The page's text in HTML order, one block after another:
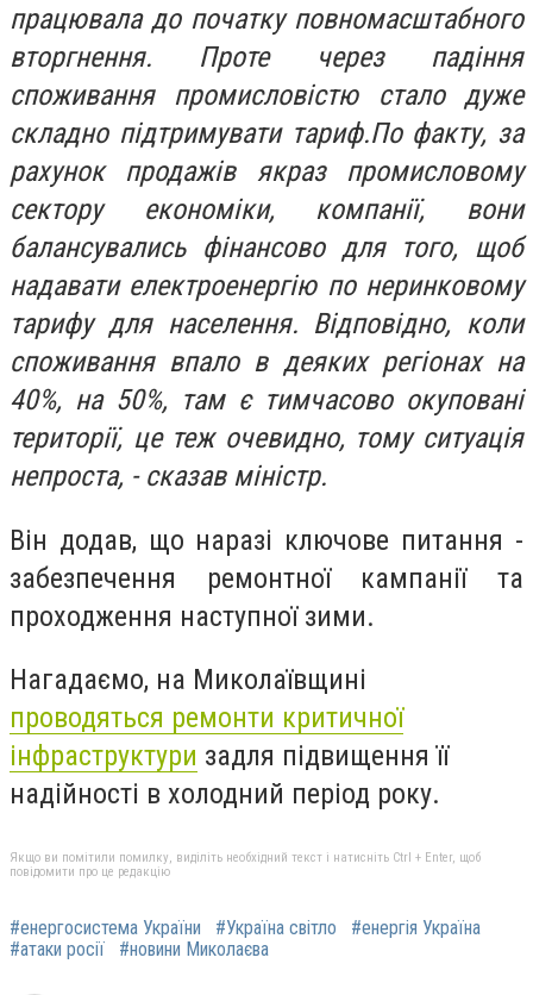
працювала до початку повномасштабного
вторгнення. Проте через падіння
споживання промисловістю стало дуже
складно підтримувати тариф.По факту, за
рахунок продажів якраз промисловому
сектору економіки, компанії, вони
балансувались фінансово для того, щоб
надавати електроенергію по неринковому
тарифу для населення. Відповідно, коли
споживання впало в деяких регіонах на
40%, на 50%, там є тимчасово окуповані
території, це теж очевидно, тому ситуація
непроста, - сказав міністр.
Він додав, що наразі ключове питання -
забезпечення ремонтної кампанії та
проходження наступної зими.
Нагадаємо, на Миколаївщині
проводяться ремонти критичної
інфраструктури задля підвищення її
надійності в холодний період року.
Якщо ви помітили помилку, виділіть необхідний текст і натисніть Ctrl + Enter, щоб
повідомити про це редакцію
#енергосистема України #Україна світло
#енергія Україна
#атаки росії
#новини Миколаєва